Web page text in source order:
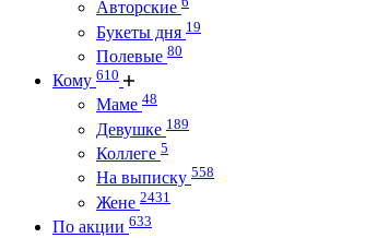
Авторские
Букеты дня 19
Полевые 80
Кому 610
Маме 48
Девушке 189
Коллеге 5
На выписку 558
Жене 2431
По акции 633